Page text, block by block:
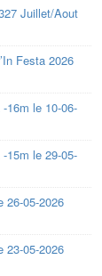
Juillet/Aout
Festa 2026
16m le 10-06-
15m le 29-05-
26-05-2026
23-05-2026